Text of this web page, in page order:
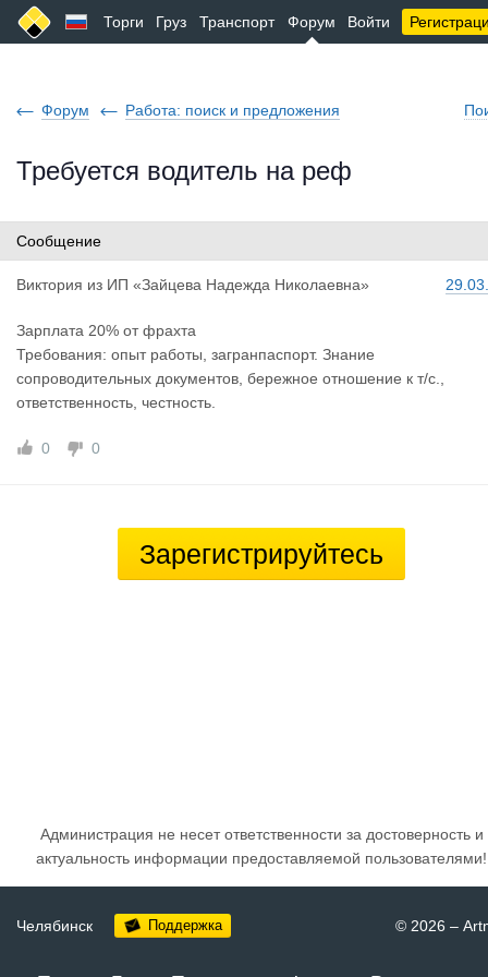
Торги Груз Транспорт Форум Войти
Форум Работа: поиск и предложения
Требуется водитель на реф
Сообщение
Виктория из ИП «Зайцева Надежда Николаевна»
Зарплата 20% от фрахта
Требования: опыт работы, загранпаспорт. Знание
сопроводительных документов, бережное отношение к т/с.,
ответственность, честность.
0 0
Зарегистрируйтесь
Администрация не несет ответственности за достоверность и
актуальность информации предоставляемой пользователями!
Челябинск Поддержка © 2026 –